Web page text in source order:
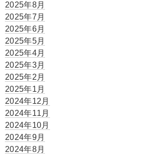
2025年8月
2025年7月
2025年6月
2025年5月
2025年4月
2025年3月
2025年2月
2025年1月
2024年12月
2024年11月
2024年10月
2024年9月
2024年8月